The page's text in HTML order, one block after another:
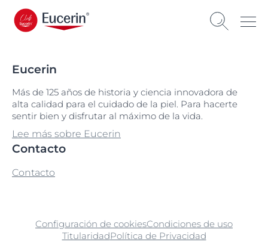
Eucerin
Más de 125 años de historia y ciencia innovadora de
alta calidad para el cuidado de la piel. Para hacerte
sentir bien y disfrutar al máximo de la vida.
Lee más sobre Eucerin
Contacto
Contacto
Configuración de cookiesCondiciones de uso
TitularidadPolítica de Privacidad